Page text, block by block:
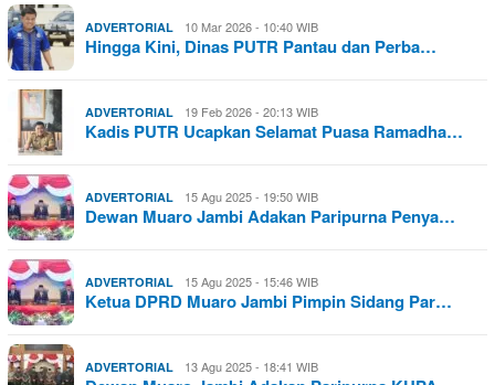
ADVERTORIAL 10 Mar 2026 - 10:40 WIB
Hingga Kini, Dinas PUTR Pantau dan Perba…
ADVERTORIAL 19 Feb 2026 - 20:13 WIB
Kadis PUTR Ucapkan Selamat Puasa Ramadha…
ADVERTORIAL 15 Agu 2025 - 19:50 WIB
Dewan Muaro Jambi Adakan Paripurna Penya…
ADVERTORIAL 15 Agu 2025 - 15:46 WIB
Ketua DPRD Muaro Jambi Pimpin Sidang Par…
ADVERTORIAL 13 Agu 2025 - 18:41 WIB